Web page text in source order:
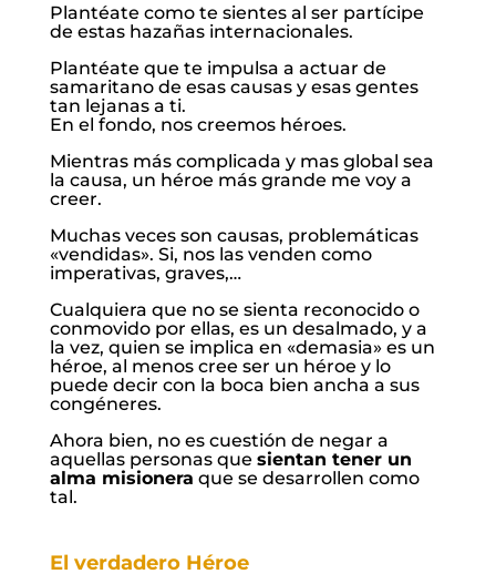
Plantéate como te sientes al ser partícipe
de estas hazañas internacionales.
Plantéate que te impulsa a actuar de
samaritano de esas causas y esas gentes
tan lejanas a ti.
En el fondo, nos creemos héroes.
Mientras más complicada y mas global sea
la causa, un héroe más grande me voy a
creer.
Muchas veces son causas, problemáticas
«vendidas». Si, nos las venden como
imperativas, graves,…
Cualquiera que no se sienta reconocido o
conmovido por ellas, es un desalmado, y a
la vez, quien se implica en «demasia» es un
héroe, al menos cree ser un héroe y lo
puede decir con la boca bien ancha a sus
congéneres.
Ahora bien, no es cuestión de negar a
aquellas personas que sientan tener un
alma misionera que se desarrollen como
tal.
El verdadero Héroe